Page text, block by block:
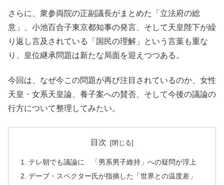
さらに、衆参両院の正副議長がまとめた「立法府の総
意」、小池百合子東京都知事の発言、そして天皇陛下が繰
り返し言及されている「国民の理解」という言葉も重な
り、皇位継承問題は新たな局面を迎えつつある。
今回は、なぜ今この問題が再び注目されているのか、女性
天皇・女系天皇論、養子案への賛否、そして今後の議論の
行方について整理してみたい。
目次
テレ朝でも議論に 「男系男子維持」への疑問が浮上
デーブ・スペクター氏が指摘した「世界との温度差」